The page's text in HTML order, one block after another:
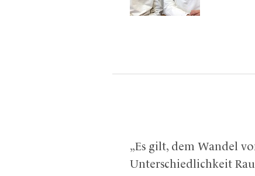
„Es gilt, dem Wandel
Unterschiedlichkeit